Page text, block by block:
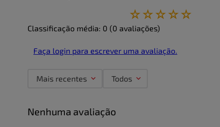
☆☆☆☆☆
Classificação média: 0 (0 avaliações)
Faça login para escrever uma avaliação.
Mais recentes Todos
Nenhuma avaliação